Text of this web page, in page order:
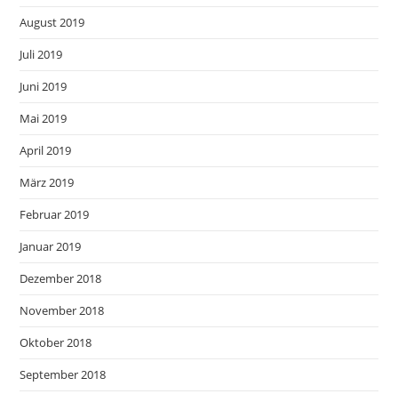
August 2019
Juli 2019
Juni 2019
Mai 2019
April 2019
März 2019
Februar 2019
Januar 2019
Dezember 2018
November 2018
Oktober 2018
September 2018